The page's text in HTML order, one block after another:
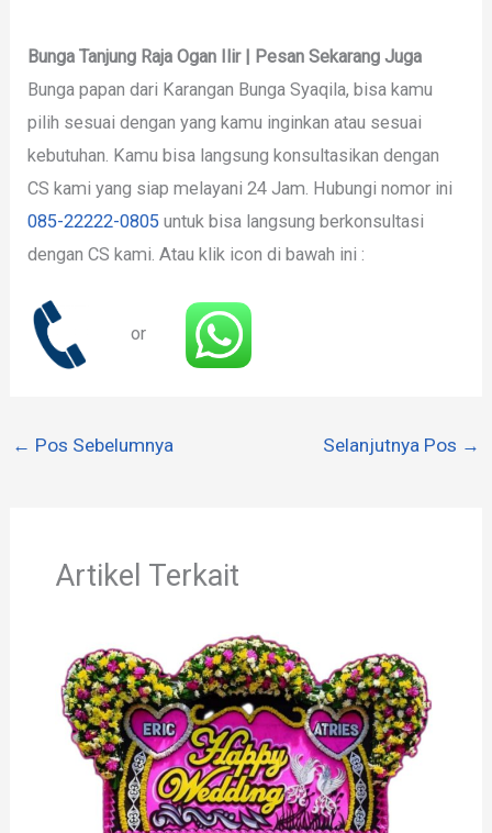
Bunga Tanjung Raja Ogan Ilir | Pesan Sekarang Juga
Bunga papan dari Karangan Bunga Syaqila, bisa kamu
pilih sesuai dengan yang kamu inginkan atau sesuai
kebutuhan. Kamu bisa langsung konsultasikan dengan
CS kami yang siap melayani 24 Jam. Hubungi nomor ini
085-22222-0805 untuk bisa langsung berkonsultasi
dengan CS kami. Atau klik icon di bawah ini :
or
← Pos Sebelumnya Selanjutnya Pos →
Artikel Terkait